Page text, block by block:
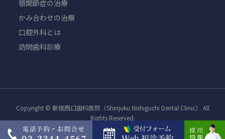
顎関節症の治療
かみ合わせの治療
口腔外科とは
訪問歯科診療
Copyright © 新宿西口歯科医院（Shinjuku Nishiguchi Dental Clinic） All
Rights Reserved.